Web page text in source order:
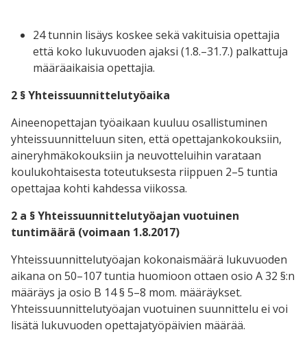
24 tunnin lisäys koskee sekä vakituisia opettajia
että koko lukuvuoden ajaksi (1.8.–31.7.) palkattuja
määräaikaisia opettajia.
2 § Yhteissuunnittelutyöaika
Aineenopettajan työaikaan kuuluu osallistuminen
yhteissuunnitteluun siten, että opettajankokouksiin,
aineryhmäkokouksiin ja neuvotteluihin varataan
koulukohtaisesta toteutuksesta riippuen 2–5 tuntia
opettajaa kohti kahdessa viikossa.
2 a § Yhteissuunnittelutyöajan vuotuinen
tuntimäärä (voimaan 1.8.2017)
Yhteissuunnittelutyöajan kokonaismäärä lukuvuoden
aikana on 50–107 tuntia huomioon ottaen osio A 32 §:n
määräys ja osio B 14 § 5–8 mom. määräykset.
Yhteissuunnittelutyöajan vuotuinen suunnittelu ei voi
lisätä lukuvuoden opettajatyöpäivien määrää.